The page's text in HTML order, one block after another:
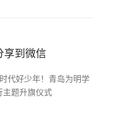
享到微信